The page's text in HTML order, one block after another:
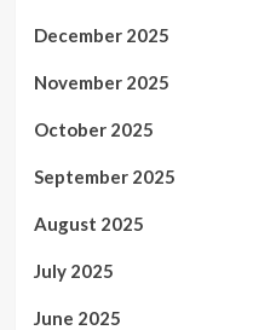
December 2025
November 2025
October 2025
September 2025
August 2025
July 2025
June 2025